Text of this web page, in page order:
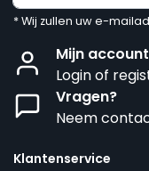
* Wij zullen uw e-
Mijn account
Login of
Vragen?
Neem
Klantenservice